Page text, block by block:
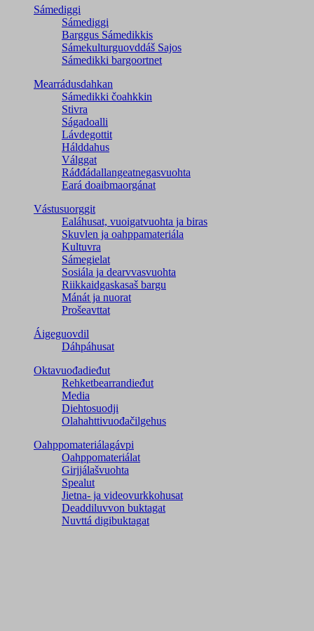
Sámediggi
Sámediggi
Barggus Sámedikkis
Sámekulturguovddáš Sajos
Sámedikki bargoortnet
Mearrádusdahkan
Sámedikki čoahkkin
Stivra
Ságadoalli
Lávdegottit
Hálddahus
Válggat
Ráđđádallangeatnegas­vuohta
Eará doaibmaorgánat
Vástusuorggit
Ealáhusat, vuoigatvuohta ja biras
Skuvlen ja oahppamateriála
Kultuvra
Sámegielat
Sosiála ja dearvvasvuohta
Riikkaidgaskasaš bargu
Mánát ja nuorat
Prošeavttat
Áigeguovdil
Dáhpáhusat
Oktavuođadieđut
Rehketbearrandieđut
Media
Diehtosuodji
Olahahttivuođačilgehus
Oahppomateriálagávpi
Oahppomateriálat
Girjjálašvuohta
Spealut
Jietna- ja videovurkkohusat
Deaddiluvvon buktagat
Nuvttá digibuktagat